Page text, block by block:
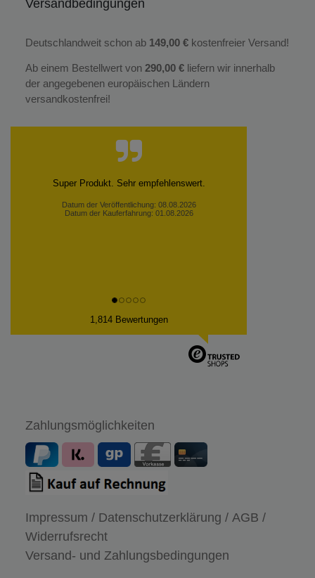
Versandbedingungen
Deutschlandweit schon ab 149,00 € kostenfreier Versand!
Ab einem Bestellwert von 290,00 € liefern wir innerhalb
der angegebenen europäischen Ländern
versandkostenfrei!
Super Produkt. Sehr empfehlenswert.
Datum der Veröffentlichung: 08.08.2026
Datum der Kauferfahrung: 01.08.2026
1,814 Bewertungen
Zahlungsmöglichkeiten
Impressum / Datenschutzerklärung / AGB /
Widerrufsrecht
Versand- und Zahlungsbedingungen